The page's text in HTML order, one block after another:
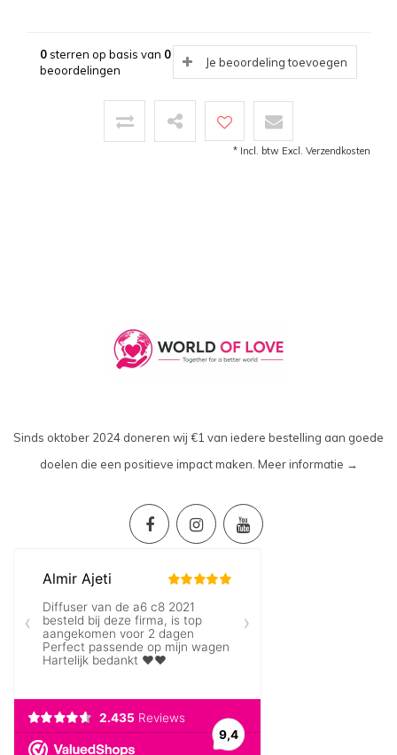
0sterren op basis van 0
beoordelingen
Je beoordeling toevoegen
* Incl. btw Excl. Verzendkosten
Sinds oktober 2024 doneren wij €1 van iedere bestelling aan goede
doelen die een positieve impact maken. Meer informatie →